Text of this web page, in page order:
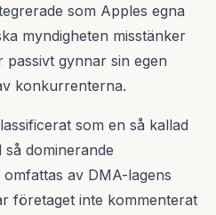
som Apples egna
myndigheten misstänker
passivt gynnar sin egen
konkurrenterna.
som en så kallad
dominerande
av DMA-lagens
företaget inte kommenterat